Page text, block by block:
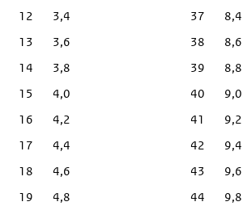
12
3,4
13
3,6
14
3,8
15
4,0
16
4,2
17
4,4
18
4,6
19
4,8
37
8,4
38
8,6
39
8,8
40
9,0
41
9,2
42
9,4
43
9,6
44
9,8